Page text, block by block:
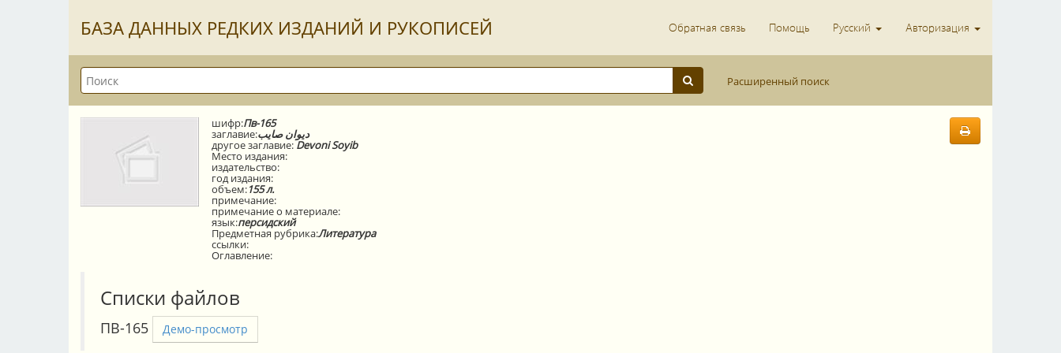
БАЗА ДАННЫХ РЕДКИХ ИЗДАНИЙ И РУКОПИСЕЙ Обратная связь Помощь Русский Авторизация
Расширенный поиск
шифр:Пв-165
заглавие:ديوان صايب
другое заглавие:Devoni Soyib
Место издания:
издательство:
год издания:
объем:155 л.
примечание:
примечание о материале:
язык:персидский
Предметная рубрика:Литература
ссылки:
Оглавление:
Списки файлов
ПВ-165 Демо-просмотр